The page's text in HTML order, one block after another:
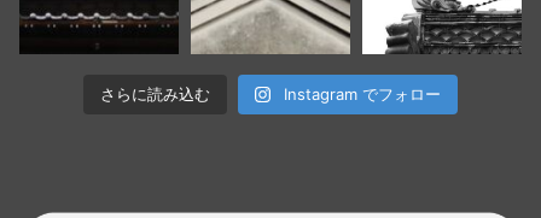
さらに読み込む Instagram でフォロー